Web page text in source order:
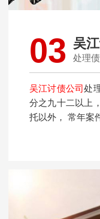
03 吴
处理
吴江讨债公司处
分之九十二以上
托以外， 常年案